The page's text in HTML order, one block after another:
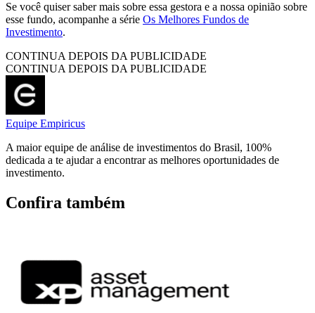
Se você quiser saber mais sobre essa gestora e a nossa opinião sobre
esse fundo, acompanhe a série Os Melhores Fundos de
Investimento.
CONTINUA DEPOIS DA PUBLICIDADE
CONTINUA DEPOIS DA PUBLICIDADE
Equipe Empiricus
A maior equipe de análise de investimentos do Brasil, 100%
dedicada a te ajudar a encontrar as melhores oportunidades de
investimento.
Confira também